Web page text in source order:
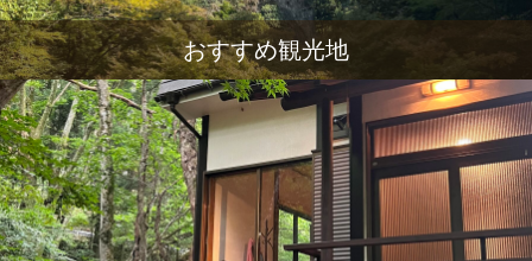
おすすめ観光地